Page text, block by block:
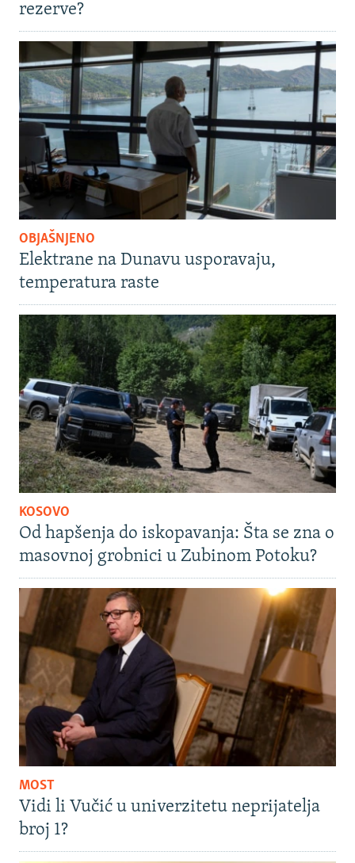
rezerve?
OBJAŠNJENO
Elektrane na Dunavu usporavaju,
temperatura raste
KOSOVO
Od hapšenja do iskopavanja: Šta se zna o
masovnoj grobnici u Zubinom Potoku?
MOST
Vidi li Vučić u univerzitetu neprijatelja
broj 1?